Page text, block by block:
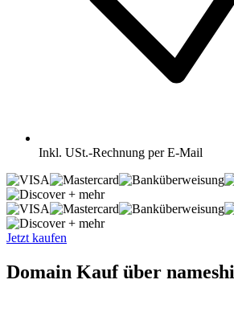
Inkl. USt.-Rechnung per E-Mail
+ mehr
+ mehr
Jetzt kaufen
Domain Kauf über